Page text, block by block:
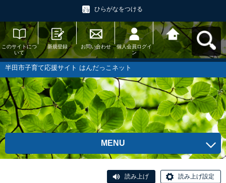
ひらがなをつける
このサイトにつ
いて
新規登録 お問い合わせ
個人会員ログイ
ン
半田市子育て応
援サイト はんだ
っこネットへ戻
半田市子育て応援サイト はんだっこネット
MENU
読み上げ 読み上げ設定